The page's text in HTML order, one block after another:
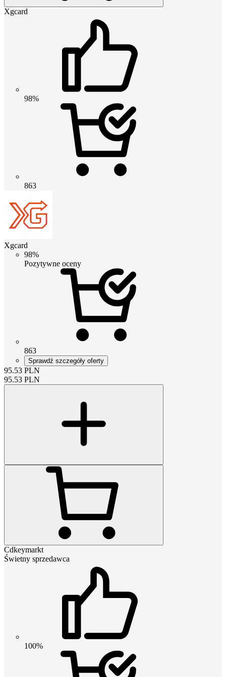
Xgcard
98%
863
Xgcard
98%
Pozytywne oceny
863
Sprawdź szczegóły oferty
95.53 PLN
95.53 PLN
Cdkeymarkt
Świetny sprzedawca
100%